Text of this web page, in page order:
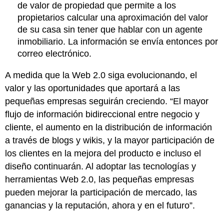
de valor de propiedad que permite a los
propietarios calcular una aproximación del valor
de su casa sin tener que hablar con un agente
inmobiliario. La información se envía entonces por
correo electrónico.
A medida que la Web 2.0 siga evolucionando, el
valor y las oportunidades que aportará a las
pequeñas empresas seguirán creciendo. “El mayor
flujo de información bidireccional entre negocio y
cliente, el aumento en la distribución de información
a través de blogs y wikis, y la mayor participación de
los clientes en la mejora del producto e incluso el
diseño continuarán. Al adoptar las tecnologías y
herramientas Web 2.0, las pequeñas empresas
pueden mejorar la participación de mercado, las
ganancias y la reputación, ahora y en el futuro”.